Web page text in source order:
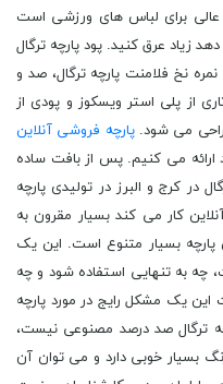
عالی برای لباس های ورزشی است
زیاد عرق کنید. پود پارچه ترگال
نخ فلامنت پارچه ترگال، صد و
از پلی استر ویسکوز و پودی از
می شود.پارچه فروشی آنلاین
ارائه می کنیم. پس از بافت ساده
در کرج و البرز در تولیدی پارچه
کار می کند بسیار مقرون به
پارچه بسیار متنوع است. این یک
چه به تنهایی استفاده شود و چه
یک مشکل رایج در مورد پارچه
ترگال صد درصد مصنوعی نیست،
بسیار خوبی دارد و می توان آن